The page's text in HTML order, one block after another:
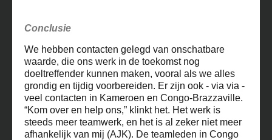
Conclusie
We hebben contacten gelegd van onschatbare
waarde, die ons werk in de toekomst nog
doeltreffender kunnen maken, vooral als we alles
grondig en tijdig voorbereiden. Er zijn ook - via via -
veel contacten in Kameroen en Congo-Brazzaville.
“Kom over en help ons,” klinkt het. Het werk is
steeds meer teamwerk, en het is al zeker niet meer
afhankelijk van mij (AJK). De teamleden in Congo